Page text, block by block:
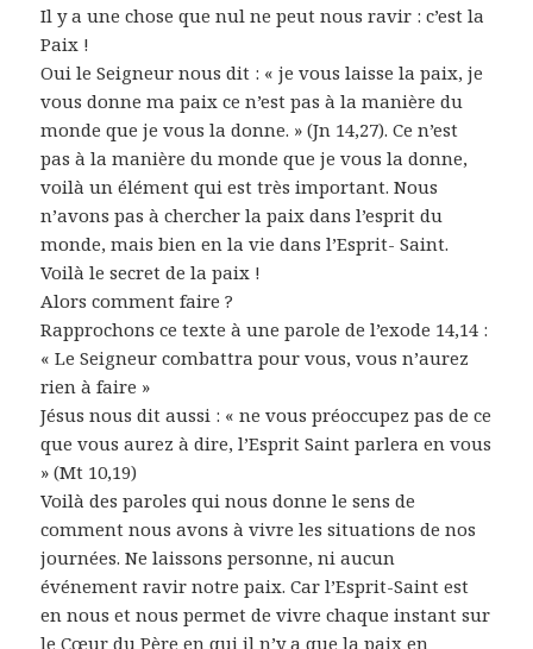
Il y a une chose que nul ne peut nous ravir : c’est la
Paix !
Oui le Seigneur nous dit : « je vous laisse la paix, je
vous donne ma paix ce n’est pas à la manière du
monde que je vous la donne. » (Jn 14,27). Ce n’est
pas à la manière du monde que je vous la donne,
voilà un élément qui est très important. Nous
n’avons pas à chercher la paix dans l’esprit du
monde, mais bien en la vie dans l’Esprit- Saint.
Voilà le secret de la paix !
Alors comment faire ?
Rapprochons ce texte à une parole de l’exode 14,14 :
« Le Seigneur combattra pour vous, vous n’aurez
rien à faire »
Jésus nous dit aussi : « ne vous préoccupez pas de ce
que vous aurez à dire, l’Esprit Saint parlera en vous
» (Mt 10,19)
Voilà des paroles qui nous donne le sens de
comment nous avons à vivre les situations de nos
journées. Ne laissons personne, ni aucun
événement ravir notre paix. Car l’Esprit-Saint est
en nous et nous permet de vivre chaque instant sur
le Cœur du Père en qui il n’y a que la paix en